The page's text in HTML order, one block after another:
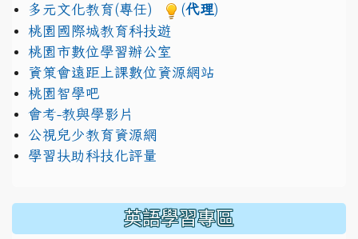
多元文化教育(專任) (代理)
桃園國際城教育科技遊
桃園市數位學習辦公室
資策會遠距上課數位資源網站
桃園智學吧
會考-教與學影片
公視兒少教育資源網
學習扶助科技化評量
英語學習專區